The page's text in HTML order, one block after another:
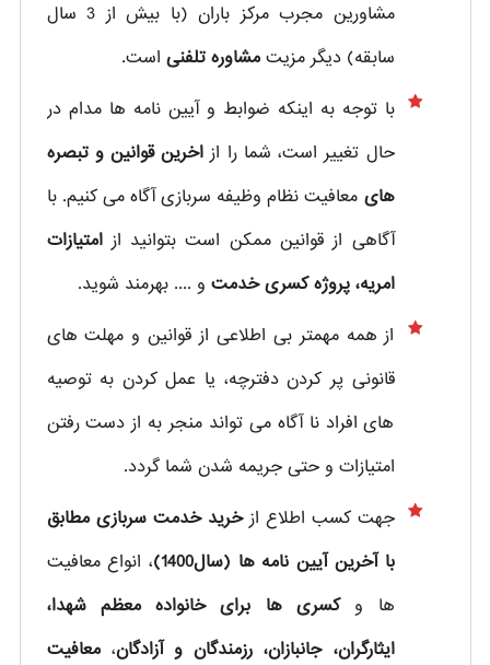
مشاورین مجرب مرکز باران (با بیش از 3 سال
سابقه) دیگر مزیتمشاوره تلفنی است.
با توجه به اینکه ضوابط و آیین نامه ها مدام در
حال تغییر است، شما را از اخرین قوانین و تبصره
های معافیت نظام وظیفه سربازی آگاه می کنیم. با
آگاهی از قوانین ممکن است بتوانید از امتیازات
امریه، پروژه کسری خدمت و .... بهرمند شوید.
از همه مهمتر بی اطلاعی از قوانین و مهلت های
قانونی پر کردن دفترچه، یا عمل کردن به توصیه
های افراد نا آگاه می تواند منجر به از دست رفتن
امتیازات و حتی جریمه شدن شما گردد.
جهت کسب اطلاع از خرید خدمت سربازی مطابق
با آخرین آیین نامه ها (سال1400)
، انواع معافیت
ها و کسری ها برای خانواده معظم شهدا،
ایثارگران، جانبازان، رزمندگان و آزادگان،معافیت